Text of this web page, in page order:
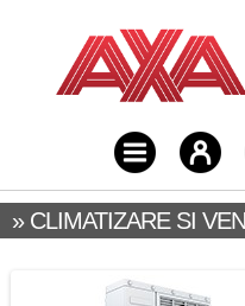
» CLIMATIZARE SI